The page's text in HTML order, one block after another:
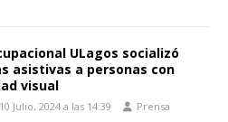
ULagos socializó
asistivas a personas con
visual
Julio, 2024 a las 14:39 Prensa